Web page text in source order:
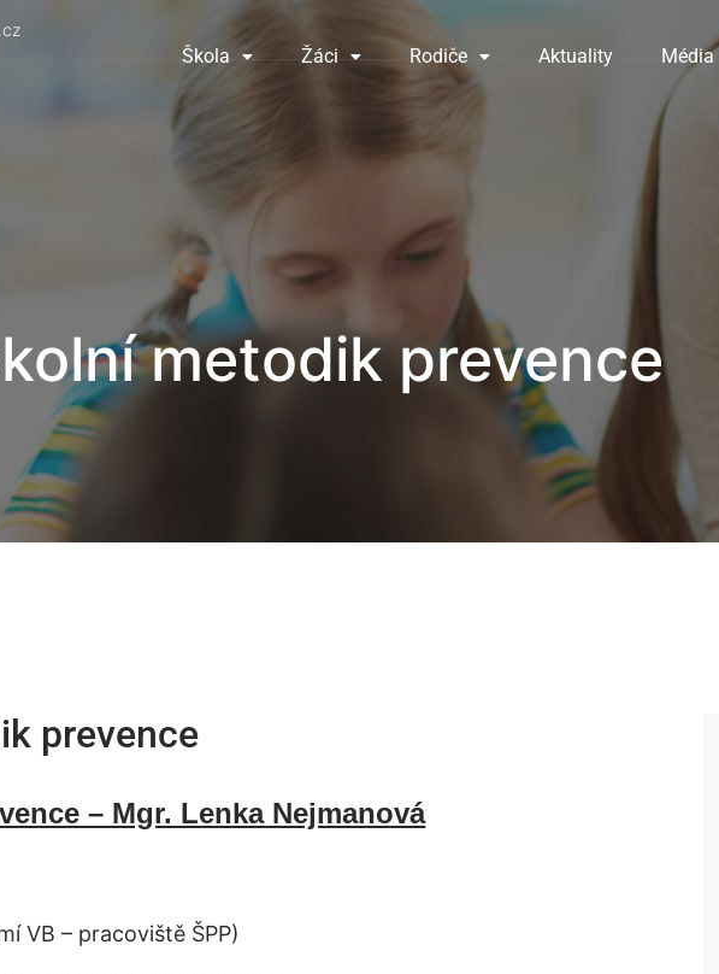
Škola Žáci Rodiče Aktuality Média
metodik prevence
prevence
– Mgr. Lenka Nejmanová
VB – pracoviště ŠPP)